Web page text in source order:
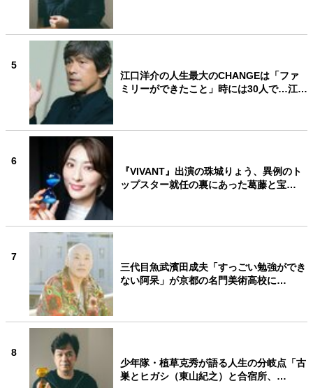
5
江口洋介の人生最大のCHANGEは「ファ
ミリーができたこと」時には30人で…江…
6
『VIVANT』出演の珠城りょう、異例のト
ップスター就任の裏にあった葛藤と宝…
7
三代目魚武濱田成夫「すっごい勉強ができ
ない阿呆」が京都の名門美術高校に…
8
少年隊・植草克秀が語る人生の分岐点「古
巣とヒガシ（東山紀之）と合宿所、…